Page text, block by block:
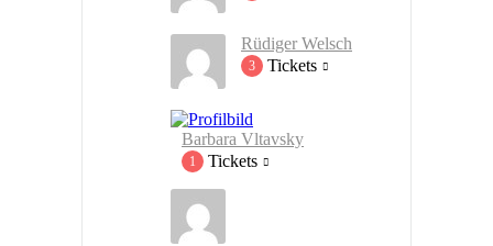
Rüdiger Welsch
3 Tickets
Barbara Vltavsky
1 Tickets